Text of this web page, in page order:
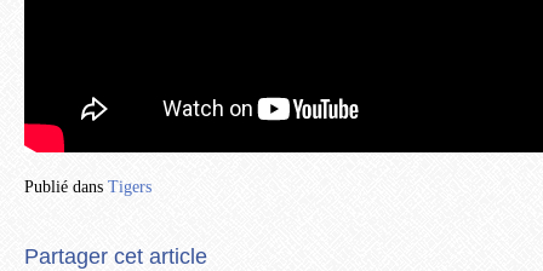
Publié dans Tigers
Partager cet article